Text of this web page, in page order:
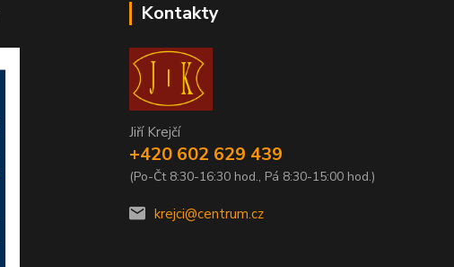
Kontakty
Jiří Krejčí
+420 602 629 439
(Po-Čt 8:30-16:30 hod., Pá 8:30-15:00 hod.)
krejci@centrum.cz